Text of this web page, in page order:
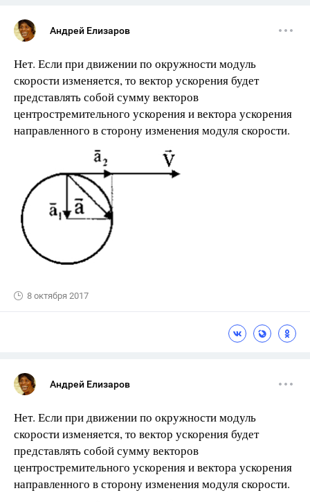
Андрей Елизаров
Нет. Если при движении по окружности модуль
скорости изменяется, то вектор ускорения будет
представлять собой сумму векторов
центростремительного ускорения и вектора ускорения
направленного в сторону изменения модуля скорости.
8 октября 2017
Андрей Елизаров
Нет. Если при движении по окружности модуль
скорости изменяется, то вектор ускорения будет
представлять собой сумму векторов
центростремительного ускорения и вектора ускорения
направленного в сторону изменения модуля скорости.